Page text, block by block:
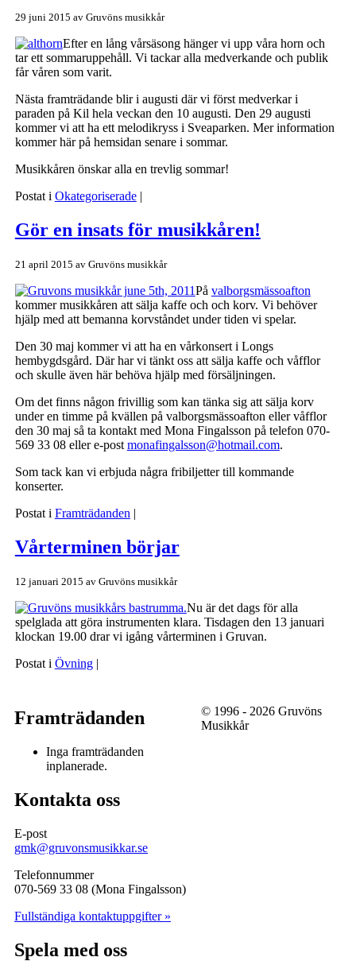
29 juni 2015 av Gruvöns musikkår
Efter en lång vårsäsong hänger vi upp våra horn och
tar ett sommaruppehåll. Vi tackar alla medverkande och publik
får våren som varit.
Nästa framträdande blir i augusti där vi först medverkar i
paraden på Kil hela veckan den 10 augusti. Den 29 augusti
kommer vi att ha ett melodikryss i Sveaparken. Mer information
kommer här på hemsidan senare i sommar.
Musikkåren önskar alla en trevlig sommar!
Postat i Okategoriserade|
Gör en insats för musikkåren!
21 april 2015 av Gruvöns musikkår
På valborgsmässoafton
kommer musikkåren att sälja kaffe och och korv. Vi behöver
hjälp med att bemanna korvståndet under tiden vi spelar.
Den 30 maj kommer vi att ha en vårkonsert i Longs
hembygdsgård. Där har vi tänkt oss att sälja kaffe och våfflor
och skulle även här behöva hjälp med försäljningen.
Om det finns någon frivillig som kan tänka sig att sälja korv
under en timme på kvällen på valborgsmässoafton eller våfflor
den 30 maj så ta kontakt med Mona Fingalsson på telefon 070-
569 33 08 eller e-post monafingalsson@hotmail.com.
Som tack kan vi erbjuda några fribiljetter till kommande
konserter.
Postat i Framträdanden |
Vårterminen börjar
12 januari 2015 av Gruvöns musikkår
Nu är det dags för alla
spelglada att göra instrumenten klara. Tisdagen den 13 januari
klockan 19.00 drar vi igång vårterminen i Gruvan.
Postat i Övning|
Framträdanden
Inga framträdanden
inplanerade.
Kontakta oss
E-post
gmk@gruvonsmusikkar.se
Telefonnummer
070-569 33 08 (Mona Fingalsson)
Fullständiga kontaktuppgifter »
Spela med oss
© 1996 - 2026 Gruvöns
Musikkår